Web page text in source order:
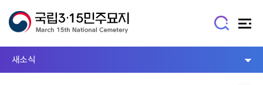
새소식